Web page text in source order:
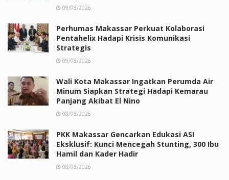
09/08/2026
Perhumas Makassar Perkuat Kolaborasi
Pentahelix Hadapi Krisis Komunikasi
Strategis
09/08/2026
Wali Kota Makassar Ingatkan Perumda Air
Minum Siapkan Strategi Hadapi Kemarau
Panjang Akibat El Nino
08/08/2026
PKK Makassar Gencarkan Edukasi ASI
Eksklusif: Kunci Mencegah Stunting, 300 Ibu
Hamil dan Kader Hadir
08/08/2026